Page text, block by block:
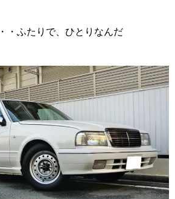
・ふたりで、ひとりなんだ